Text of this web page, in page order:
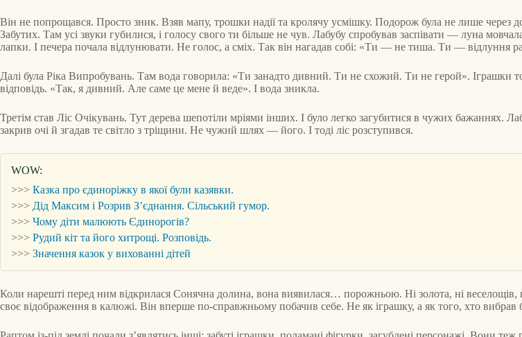
Він не попрощався. Просто зник. Взяв мапу, трошки надії та кролячу усмішку. Подорож була не лише через
Забутих. Там усі звуки губилися, і голосу свого ти більше не чув. Лабубу спробував заспівати — луна
лапки. І печера почала відлунювати. Не голос, а сміх. Так він нагадав собі: «Ти — не тиша. Ти — відлуння
Далі була Ріка Випробувань. Там вода говорила: «Ти занадто дивний. Ти не схожий. Ти не герой». Іграшки
відповідь. «Так, я дивний. Але саме це мене й веде». І вода зникла.
Третім став Ліс Очікувань. Тут дерева шепотіли мріями інших. І було легко загубитися в чужих
закрив очі й згадав те світло з тріщини. Не чужий шлях — його. І тоді ліс розступився.
WOW:
>>> Казка про єдиноріжку в якої були казявки.
>>> Дід Максим і Розрив З’єднання. Сільський гумор.
>>> Чому діти малюють Єдинорогів?
>>> Рудий кіт та його хитрощі. Розповідь.
>>> Значення казок у вихованні дітей
Коли нарешті перед ним відкрилася Сонячна долина, вона виявилася… порожньою. Ні золота, ні
своє відображення в калюжі. Він вперше по-справжньому побачив себе. Не як іграшку, а як того, хто